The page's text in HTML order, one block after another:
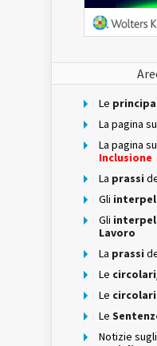
Le
La pagina
La pagina
Inclusione
La prassi
Gli
Gli
Lavoro
La prassi
Le
Le circolari
Le
Notizie sugli